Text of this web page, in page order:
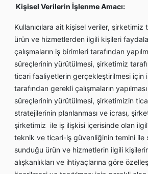
Kişisel Verilerin İşlenme Amacı:
Kullanıcılara ait kişisel veriler, şirketimiz
ürün ve hizmetlerden ilgili kişileri
çalışmaların iş birimleri tarafından
süreçlerinin yürütülmesi, şirketimiz
ticari faaliyetlerin gerçekleştirilmesi için
tarafından gerekli çalışmaların
süreçlerinin yürütülmesi, şirketimizin
stratejilerinin planlanması ve icrası,
şirketimiz ile iş ilişkisi içerisinde olan
teknik ve ticari-iş güvenliğinin temini ile
sunduğu ürün ve hizmetlerin ilgili
alışkanlıkları ve ihtiyaçlarına göre